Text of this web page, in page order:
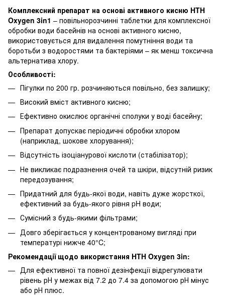
Комплексний препарат на основі активного кисню HTH
Oxygen 3in1 – повільнорозчинні таблетки для комплексної
обробки води басейнів на основі активного кисню,
використовується для видалення помутніння води та
боротьби з водоростями та бактеріями – як менш токсична
альтернатива хлору.
Особливості:
Пігулки по 200 гр. розчиняються повільно, без залишку;
Високий вміст активного кисню;
Ефективно окислює органічні сполуки у воді басейну;
Препарат допускає періодичні обробки хлором
(наприклад, шокове хлорування);
Відсутність ізоціанурової кислоти (стабілізатор);
Не викликає подразнення очей та шкіри, відсутній ризик
передозування;
Придатний для будь-якої води, навіть дуже жорсткої,
ефективний за будь-якого рівня pH води;
Сумісний з будь-якими фільтрами;
Довго зберігається у концентрованому вигляді при
температурі нижче 40°C;
Рекомендації щодо використання HTH Oxygen 3in:
Для ефективної та повної дезінфекції відрегулювати
рівень рН у межах від 7.2 до 7.4 за допомогою рН мінус
або рН плюс.